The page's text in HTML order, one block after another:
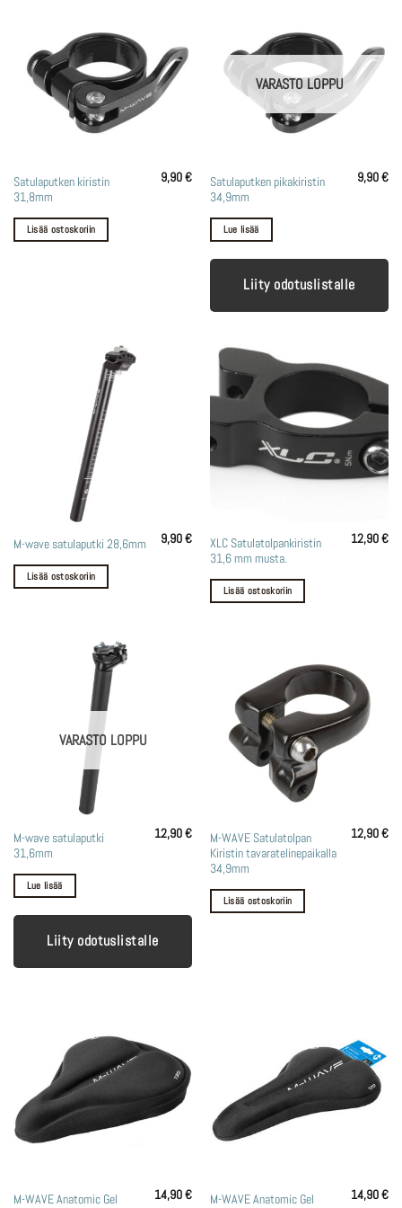
Satulaputken kiristin
31,8mm
9,90€
Lisää ostoskoriin
VARASTO LOPPU
Satulaputken pikakiristin
34,9mm
9,90€
Lue lisää
Liity odotuslistalle
M-wave satulaputki 28,6mm 9,90€
Lisää ostoskoriin
XLC Satulatolpankiristin
31,6 mm musta.
12,90€
Lisää ostoskoriin
VARASTO LOPPU
M-wave satulaputki
31,6mm
12,90€
Lue lisää
Liity odotuslistalle
M-WAVE Satulatolpan
Kiristin tavaratelinepaikalla
34,9mm
12,90€
Lisää ostoskoriin
M-WAVE Anatomic Gel
14,90€
M-WAVE Anatomic Gel
14,90€